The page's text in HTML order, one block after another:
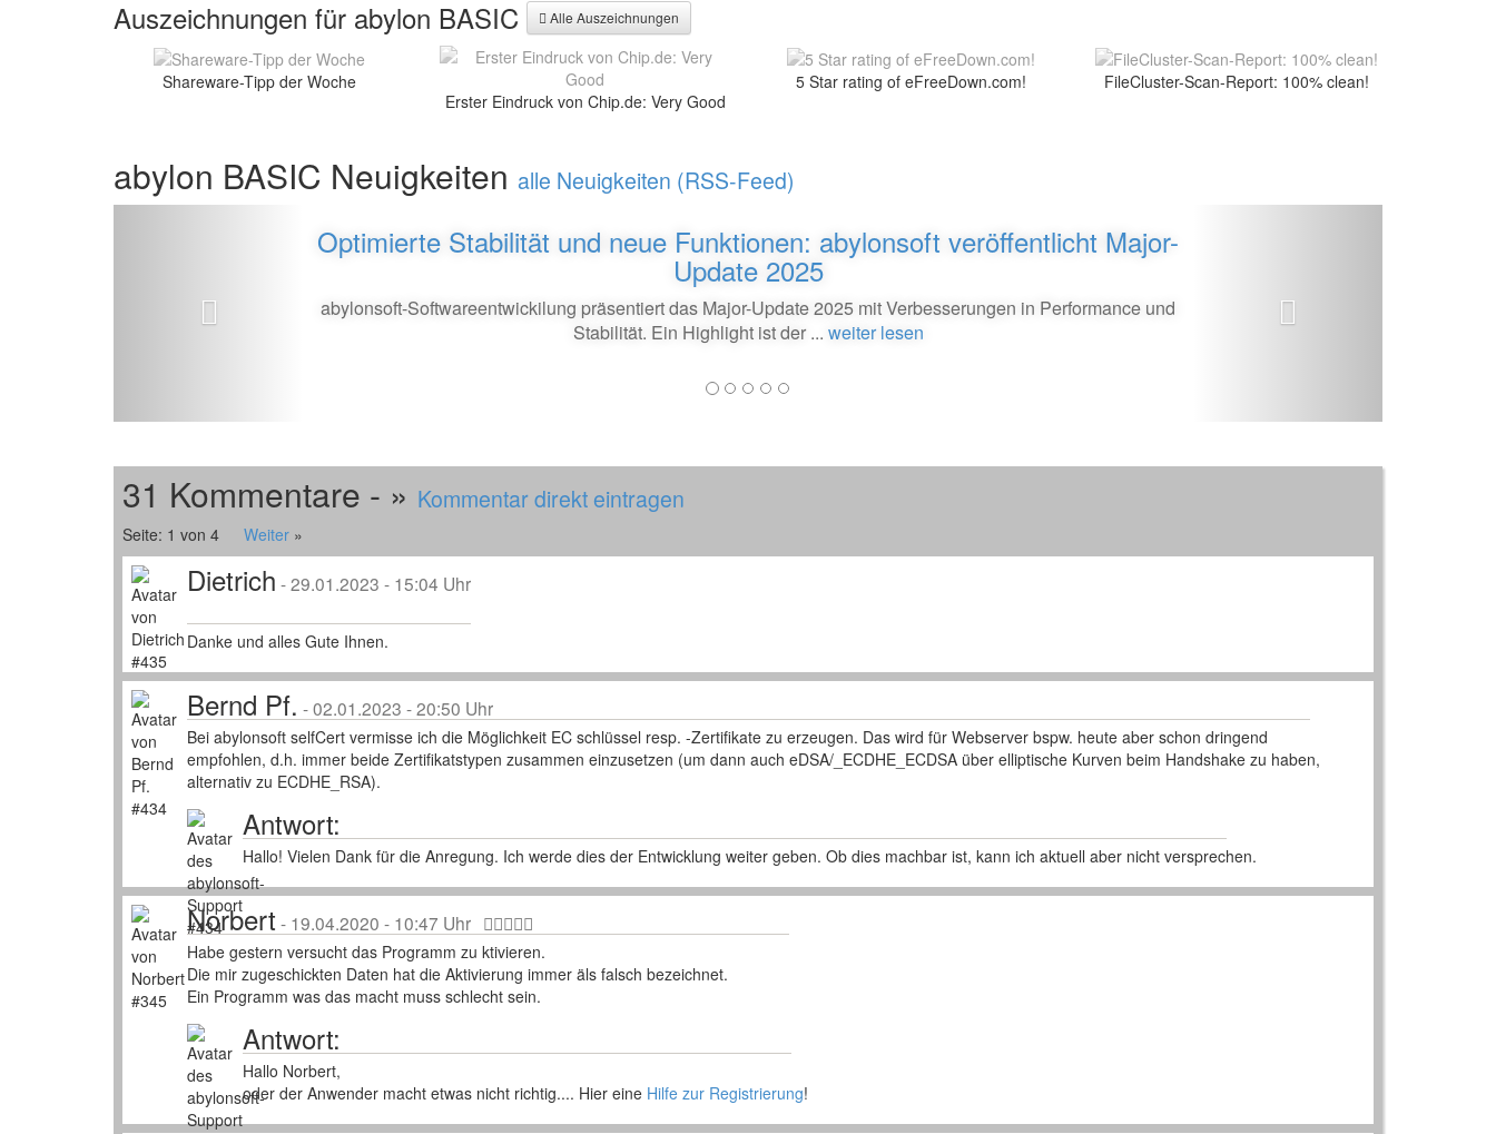
Auszeichnungen für abylon BASIC Alle Auszeichnungen
Shareware-Tipp der Woche
Erster Eindruck von Chip.de: Very Good
5 Star rating of eFreeDown.com! FileCluster-Scan-Report: 100% clean!
abylon BASIC Neuigkeiten alle Neuigkeiten (RSS-Feed)
Optimierte Stabilität und neue Funktionen: abylonsoft veröffentlicht Major-
Update 2025
abylonsoft-Softwareentwickilung präsentiert das Major-Update 2025 mit Verbesserungen in Performance und
Stabilität. Ein Highlight ist der ... weiter lesen
31 Kommentare - » Kommentar direkt eintragen
Seite: 1 von 4 Weiter »
Dietrich -29.01.2023 - 15:04 Uhr
Danke und alles Gute Ihnen.
Bernd Pf. -02.01.2023 - 20:50 Uhr
Bei abylonsoft selfCert vermisse ich die Möglichkeit EC schlüssel resp. -Zertifikate zu erzeugen. Das wird für Webserver bspw. heute aber schon dringend
empfohlen, d.h. immer beide Zertifikatstypen zusammen einzusetzen (um dann auch eDSA/_ECDHE_ECDSA über elliptische Kurven beim Handshake zu haben,
alternativ zu ECDHE_RSA).
Antwort:
Hallo! Vielen Dank für die Anregung. Ich werde dies der Entwicklung weiter geben. Ob dies machbar ist, kann ich aktuell aber nicht versprechen.
Norbert - 19.04.2020 - 10:47 Uhr
Habe gestern versucht das Programm zu ktivieren.
Die mir zugeschickten Daten hat die Aktivierung immer äls falsch bezeichnet.
Ein Programm was das macht muss schlecht sein.
Antwort:
Hallo Norbert,
oder der Anwender macht etwas nicht richtig.... Hier eine Hilfe zur Registrierung!